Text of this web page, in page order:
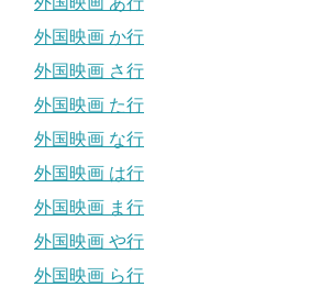
外国映画 か行
外国映画 さ行
外国映画 た行
外国映画 な行
外国映画 は行
外国映画 ま行
外国映画 や行
外国映画 ら行